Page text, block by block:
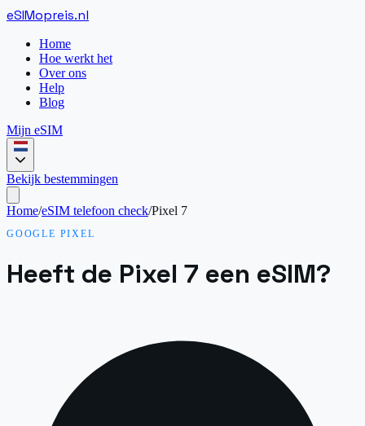
eSIMopreis.nl
Home
Hoe werkt het
Over ons
Help
Blog
Mijn eSIM
Bekijk bestemmingen
Home/eSIM telefoon check/Pixel 7
GOOGLE PIXEL
Heeft de Pixel 7 een eSIM?